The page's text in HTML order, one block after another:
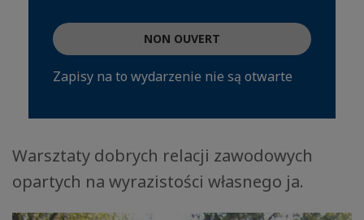
NON OUVERT
Zapisy na to wydarzenie nie są otwarte
Warsztaty dobrych relacji zawodowych
opartych na wyrazistości własnego ja.